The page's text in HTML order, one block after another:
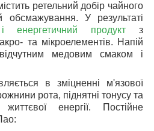
ретельний добір чайного
У результаті
енергетичний продуктз
та мікроелементів. Напій
медовим смаком і
в зміцненні м'язової
рота, піднятні тонусу та
життєвої енергії. Постійне